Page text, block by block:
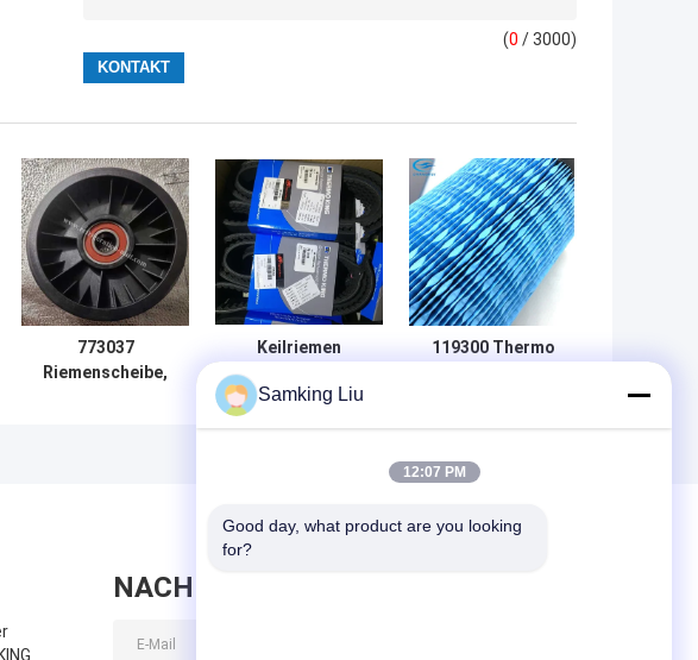
(0 / 3000)
773037
Riemenscheibe,
Keilriemen
781352 Thermo
King Teile für TS
119300 Thermo
NACHRICHT HINTERLASSEN
Samking Liu
12:07 PM
Good day, what product are you looking
for?